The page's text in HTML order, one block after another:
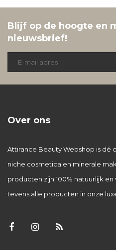
Blijf op de hoogte en
nieuwsbrief!
Over ons
Attirance Beauty Webshop is dé
niche cosmetica en minerale
producten zijn 100% natuurlijk
tevens alle producten in onze